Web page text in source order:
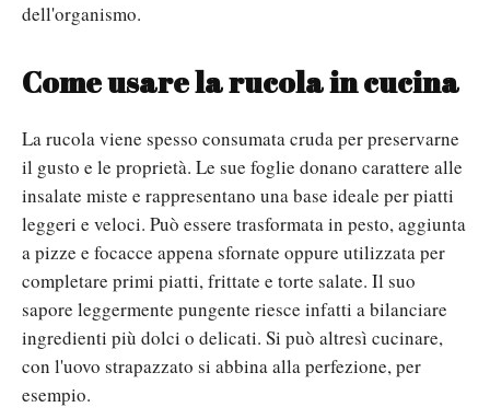
dell'organismo.
Come usare la rucola in cucina
La rucola viene spesso consumata cruda per preservarne
il gusto e le proprietà. Le sue foglie donano carattere alle
insalate miste e rappresentano una base ideale per piatti
leggeri e veloci. Può essere trasformata in pesto, aggiunta
a pizze e focacce appena sfornate oppure utilizzata per
completare primi piatti, frittate e torte salate. Il suo
sapore leggermente pungente riesce infatti a bilanciare
ingredienti più dolci o delicati. Si può altresì cucinare,
con l'uovo strapazzato si abbina alla perfezione, per
esempio.